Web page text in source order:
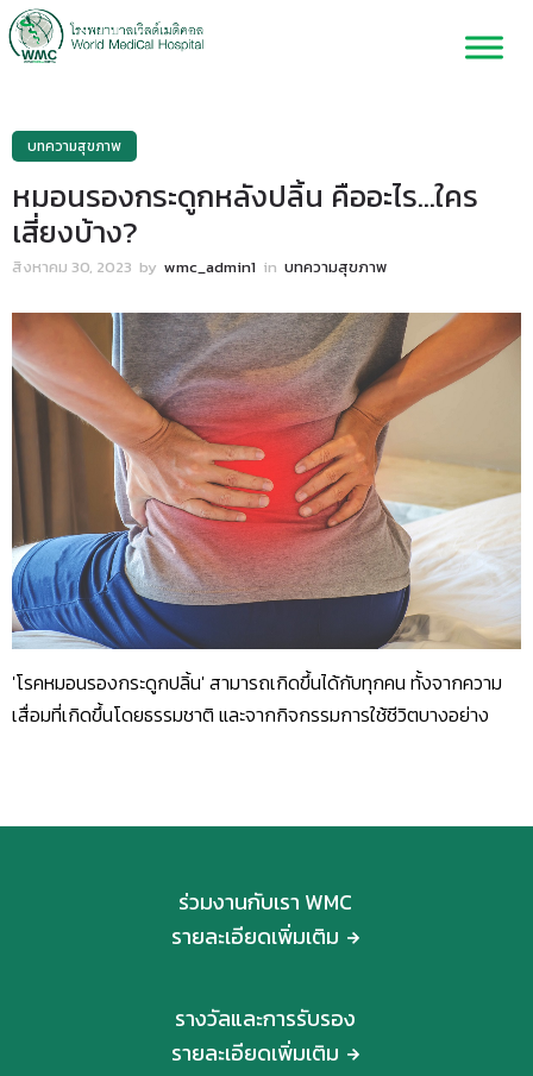
บทความสุขภาพ
หมอนรองกระดูกหลังปลิ้น คืออะไร…ใคร
เสี่ยงบ้าง?
สิงหาคม 30, 2023 by wmc_admin1 in บทความสุขภาพ
'โรคหมอนรองกระดูกปลิ้น' สามารถเกิดขึ้นได้กับทุกคน ทั้งจากความ
เสื่อมที่เกิดขึ้นโดยธรรมชาติ และจากกิจกรรมการใช้ชีวิตบางอย่าง
ร่วมงานกับเรา WMC
รายละเอียดเพิ่มเติม
รางวัลและการรับรอง
รายละเอียดเพิ่มเติม